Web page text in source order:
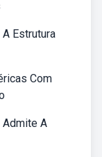
Estrutura
Com
Admite A